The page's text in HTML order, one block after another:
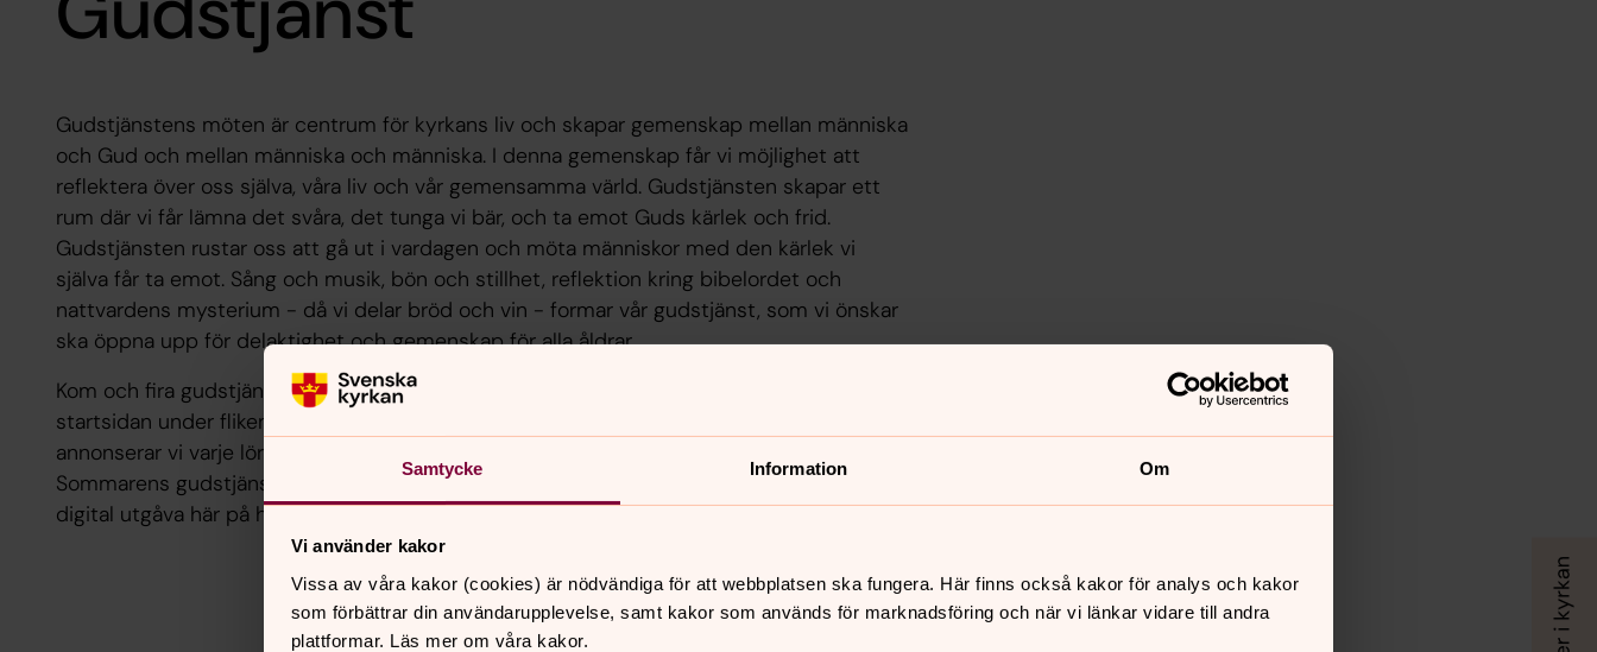
Samtycke Information Om
Vi använder kakor
Vissa av våra kakor (cookies) är nödvändiga för att webbplatsen ska fungera. Här finns också kakor för analys och kakor
som förbättrar din användarupplevelse, samt kakor som används för marknadsföring och när vi länkar vidare till andra
plattformar. Läs mer om våra kakor.
Gudstjänstens möten är centrum för kyrkans liv och skapar gemenskap mellan människa
och Gud och mellan människa och människa. I denna gemenskap får vi möjlighet att
reflektera över oss själva, våra liv och vår gemensamma värld. Gudstjänsten skapar ett
rum där vi får lämna det svåra, det tunga vi bär, och ta emot Guds kärlek och frid.
Gudstjänsten rustar oss att gå ut i vardagen och möta människor med den kärlek vi
själva får ta emot. Sång och musik, bön och stillhet, reflektion kring bibelordet och
nattvardens mysterium - då vi delar bröd och vin - formar vår gudstjänst, som vi önskar
ska öppna upp för delaktighet och gemenskap för alla åldrar.
Kom och fira gudstjänst. Tider för den närmaste perioden hittar du i kalendern på
startsidan under fliken ”Klicka för att se vad som händer i våra församlingar”. Så
annonserar vi varje lördag i predikoturerna i Borås tidning och även i Markbladet.
Sommarens gudstjänsttiderna hittas även i Kyrknytt, vårt församlingsblad som finns i en
digital utgåva här på hemsidan.